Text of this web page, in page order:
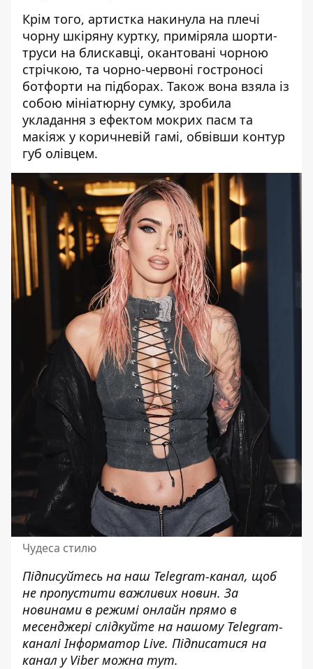
Крім того, артистка накинула на плечі
чорну шкіряну куртку, приміряла шорти-
труси на блискавці, окантовані чорною
стрічкою, та чорно-червоні гостроносі
ботфорти на підборах. Також вона взяла із
собою мініатюрну сумку, зробила
укладання з ефектом мокрих пасм та
макіяж у коричневій гамі, обвівши контур
губ олівцем.
Чудеса стилю
Підписуйтесь на наш Telegram-канал, щоб
не пропустити важливих новин. За
новинами в режимі онлайн прямо в
месенджері слідкуйте на нашому Telegram-
каналі Інформатор Live. Підписатися на
канал у Viber можна тут.